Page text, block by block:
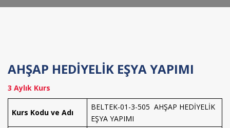
AHŞAP HEDİYELİK EŞYA YAPIMI
3 Aylık Kurs
Kurs Kodu ve Adı
BELTEK-01-3-505 AHŞAP HEDİYELİK
EŞYA YAPIMI